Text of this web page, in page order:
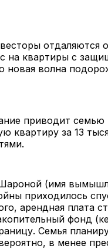
отдаляются
на квартиры с
новая волна
приводит семью
квартиру за 13
(имя
приходилось
арендная плата
фонд
Семья
в менее